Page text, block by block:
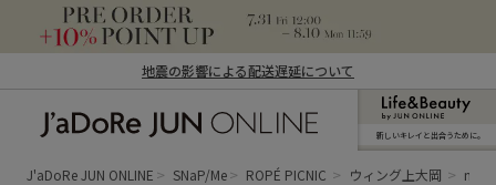
地震の影響による配送遅延について
ン オンライン）
新しいキレイと出合うために。
J'aDoRe JUN ONLINE SNaP/Me ROPÉ PICNIC ウィング上大岡 mai